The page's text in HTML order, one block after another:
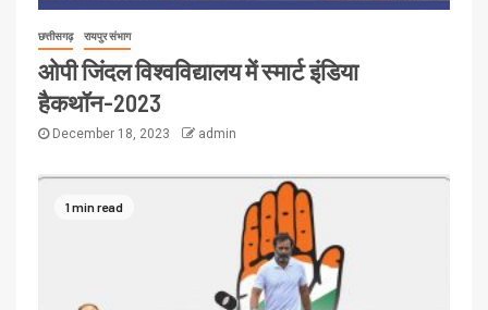
छत्तीसगढ़ रायपुर संभाग
ओपी जिंदल विश्वविद्यालय में स्मार्ट इंडिया
हैकथॉन-2023
December 18, 2023 admin
1 min read